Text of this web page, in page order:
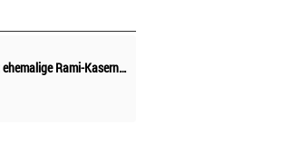
Istanbuls nachhaltiger Kulturschatz: ehemalige Rami-Kaserne eröffnet als größter Bibliothekskomplex Europas wieder